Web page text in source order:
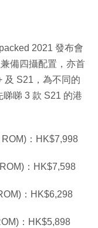
2021 發布會
備四攝配置，亦首
及 S21，為不同的
睇 3 款 S21 的港
：HK$7,998
：HK$7,598
：HK$6,298
：HK$5,898